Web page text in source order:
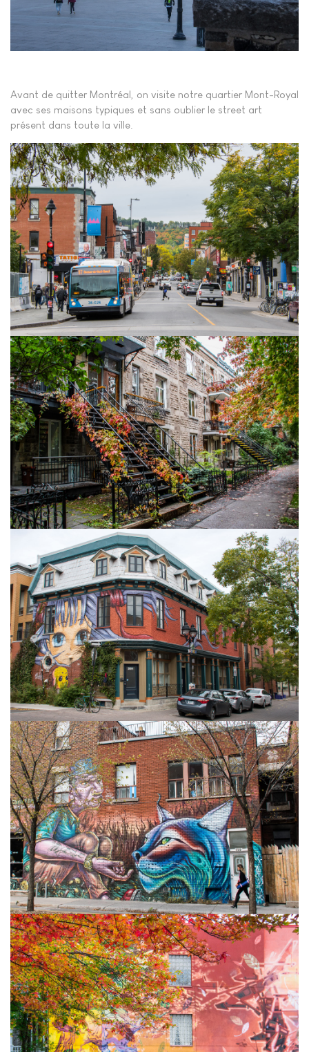
Avant de quitter Montréal, on visite notre quartier Mont-Royal
avec ses maisons typiques et sans oublier le street art
présent dans toute la ville.